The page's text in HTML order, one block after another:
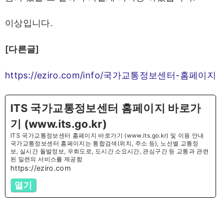
이상입니다.
[다른글]
https://eziro.com/info/국가교통정보센터-홈페이지
ITS 국가교통정보센터 홈페이지 바로가
기 (www.its.go.kr)
ITS 국가교통정보센터 홈페이지 바로가기 (www.its.go.kr) 및 이용 안내
국가교통정보센터 홈페이지는 통합검색(위치, 주소 등), 노선별 교통정
보, 실시간 돌발정보, 우회도로, 도시간 소요시간, 관심구간 등 교통과 관련
된 일련의 서비스를 제공함
https://eziro.com
열기